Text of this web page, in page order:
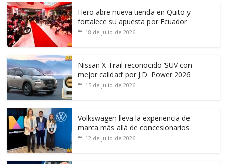
Hero abre nueva tienda en Quito y
fortalece su apuesta por Ecuador
18 de julio de 2026
Nissan X-Trail reconocido ‘SUV con
mejor calidad’ por J.D. Power 2026
15 de julio de 2026
Volkswagen lleva la experiencia de
marca más allá de concesionarios
12 de julio de 2026